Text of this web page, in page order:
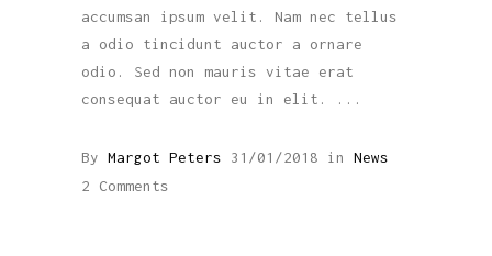
accumsan ipsum velit. Nam nec tellus
a odio tincidunt auctor a ornare
odio. Sed non mauris vitae erat
consequat auctor eu in elit.
By Margot Peters 31/01/2018 in News
2 Comments